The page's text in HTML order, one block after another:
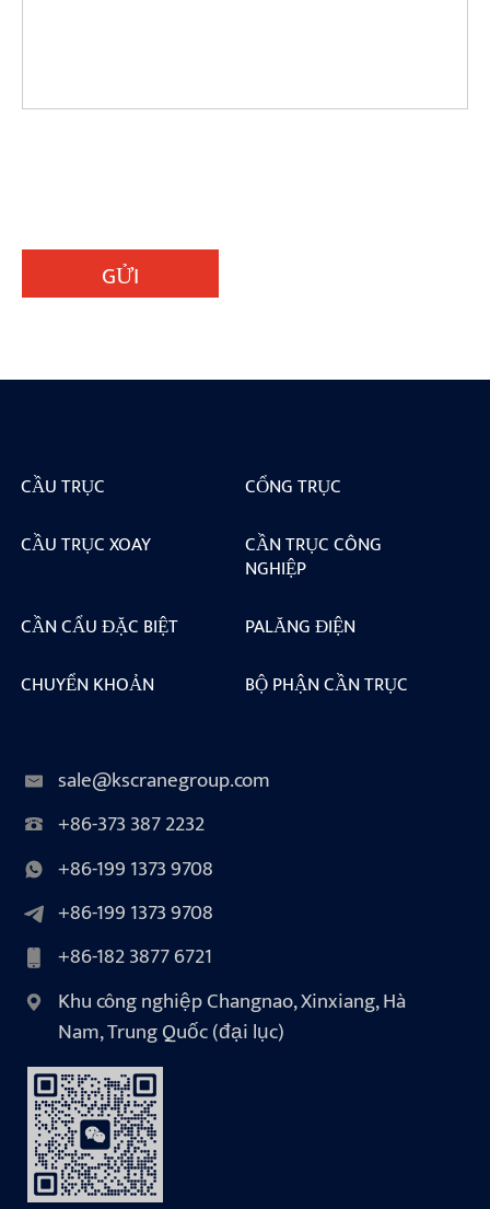
GỬI
CẦU TRỤC
CỔNG TRỤC
CẦU TRỤC XOAY
CẦN TRỤC CÔNG
NGHIỆP
CẦN CẨU ĐẶC BIỆT
PALĂNG ĐIỆN
CHUYỂN KHOẢN
BỘ PHẬN CẦN TRỤC
sale@kscranegroup.com
+86-373 387 2232
+86-199 1373 9708
+86-199 1373 9708
+86-182 3877 6721
Khu công nghiệp Changnao, Xinxiang, Hà
Nam, Trung Quốc (đại lục)